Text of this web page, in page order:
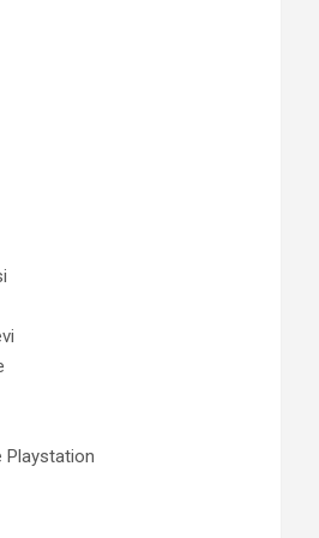
Playstation